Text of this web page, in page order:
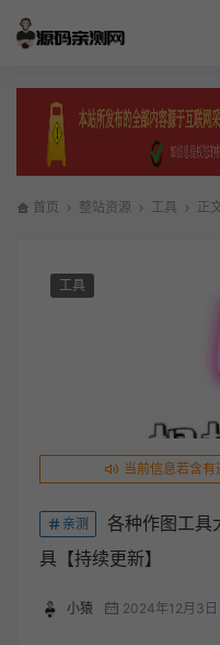
首页 整站资源 工具 正
工具
当前信息若含有
亲测
各种作图工具
具【持续更新】
小猿 2024年12月3日